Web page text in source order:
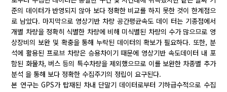
준의 데이터가 반영되지 않아 보다 정확한 비교를 하지 못한 것이 한계점으
로 남았다. 마지막으로 영상기반 차량 공간평균속도 데이 터는 기종점에서
개별 차량을 정확히 식별한 차량에 비해 미식별된 차량의 수가 많으므로 영
상장비의 보완 및 확충을 통해 누락된 데이터의 확보가 필요하다. 또한, 분
석에 활용된 프로브 차량은 승용차이기 때문에 영상기반 속도데이터 내 포
함된 화물차, 버스 등의 특수차량을 제외했으므로 이를 보완한 차종별 추가
분석 을 통해 보다 정확한 수집주기의 정립이 요구된다.
본 연구는 GPS가 탑재된 차내 단말기 데이터로부터 기하급수적으로 수집